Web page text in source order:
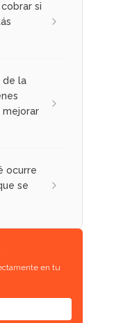
si
de la
mejorar
ocurre
se
en tu